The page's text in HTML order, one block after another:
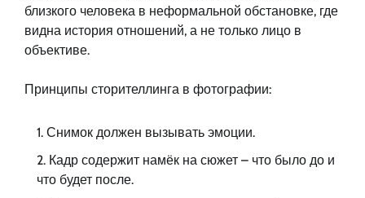
близкого человека в неформальной обстановке, где
видна история отношений, а не только лицо в
объективе.
Принципы сторителлинга в фотографии:
Снимок должен вызывать эмоции.
Кадр содержит намёк на сюжет – что было до и
что будет после.